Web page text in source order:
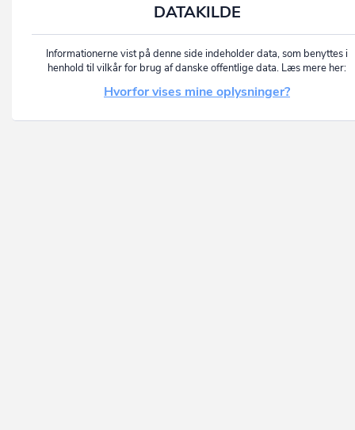
DATAKILDE
Informationerne vist på denne side indeholder data, som benyttes i
henhold til vilkår for brug af danske offentlige data. Læs mere her:
Hvorfor vises mine oplysninger?